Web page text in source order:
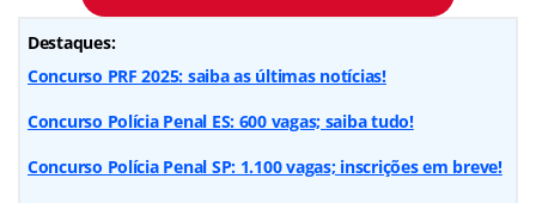
Destaques:
Concurso PRF 2025: saiba as últimas notícias!
Concurso Polícia Penal ES: 600 vagas; saiba tudo!
Concurso Polícia Penal SP: 1.100 vagas; inscrições em breve!